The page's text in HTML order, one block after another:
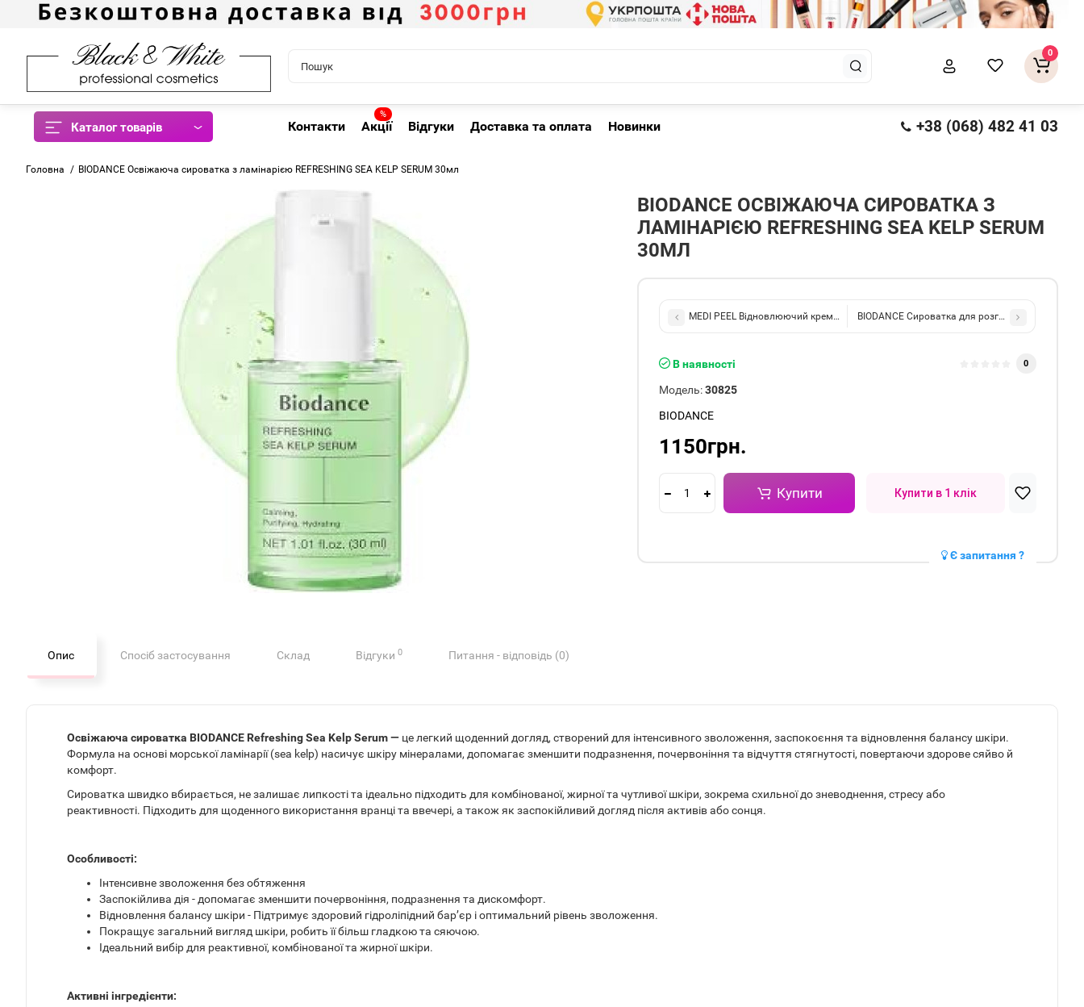
0
Каталог товарів Контакти
%
Акції Відгуки Доставка та оплата Новинки +38 (068) 482 41 03
Головна BIODANCE Освіжаюча сироватка з ламінарією REFRESHING SEA KELP SERUM 30мл
BIODANCE ОСВІЖАЮЧА СИРОВАТКА З
ЛАМІНАРІЄЮ REFRESHING SEA KELP SERUM
30МЛ
MEDI PEEL Відновлюючий крем-пілінг для обличчя із кислотами та пептидами AHA
BIODANCE Сироватка для розгладження пор з
В наявності 0
Модель: 30825
BIODANCE
1150грн.
Купити Купити в 1 клік
Є запитання ?
Опис Спосіб застосування Склад Відгуки 0 Питання - відповідь (0)
Освіжаюча сироватка BIODANCE Refreshing Sea Kelp Serum — це легкий щоденний догляд, створений для інтенсивного зволоження, заспокоєння та відновлення балансу шкіри.
Формула на основі морської ламінарії (sea kelp) насичує шкіру мінералами, допомагає зменшити подразнення, почервоніння та відчуття стягнутості, повертаючи здорове сяйво й
комфорт.
Сироватка швидко вбирається, не залишає липкості та ідеально підходить для комбінованої, жирної та чутливої шкіри, зокрема схильної до зневоднення, стресу або
реактивності. Підходить для щоденного використання вранці та ввечері, а також як заспокійливий догляд після активів або сонця.
Особливості:
Інтенсивне зволоження без обтяження
Заспокійлива дія - допомагає зменшити почервоніння, подразнення та дискомфорт.
Відновлення балансу шкіри - Підтримує здоровий гідроліпідний бар’єр і оптимальний рівень зволоження.
Покращує загальний вигляд шкіри, робить її більш гладкою та сяючою.
Ідеальний вибір для реактивної, комбінованої та жирної шкіри.
Активні інгредієнти: